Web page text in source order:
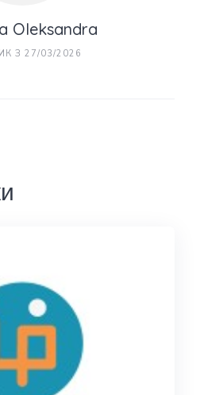
Oleksandra
З 27/03/2026